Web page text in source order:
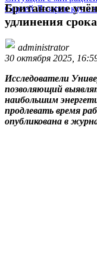
Сергей Лазарев
Британские
удлинения
administrator
30 октября 2025,
Исследователи
позволяющий
наибольшим
продлевать время
опубликована в